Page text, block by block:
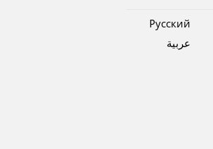
Pусский
عربية